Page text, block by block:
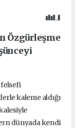
Özgürleşme
kaleme aldığı
dünyada kendi